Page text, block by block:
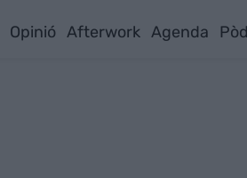
Opinió Afterwork Agenda